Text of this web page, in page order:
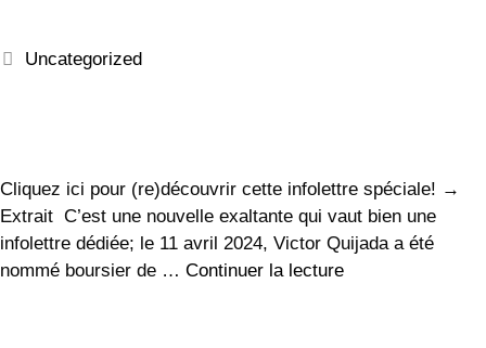
Uncategorized
Cliquez ici pour (re)découvrir cette infolettre spéciale! →
Extrait C’est une nouvelle exaltante qui vaut bien une
infolettre dédiée; le 11 avril 2024, Victor Quijada a été
nommé boursier de … Continuer la lecture